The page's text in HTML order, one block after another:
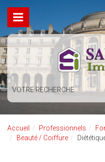
VOTRE RECHERCHE
Accueil Professionnels
Beauté / Coiffure